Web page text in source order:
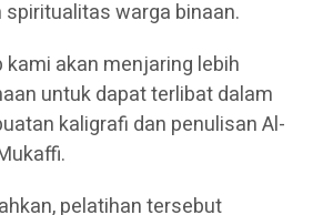
warga binaan.
kami akan menjaring lebih
untuk dapat terlibat dalam
kaligrafi dan penulisan Al-
pelatihan tersebut